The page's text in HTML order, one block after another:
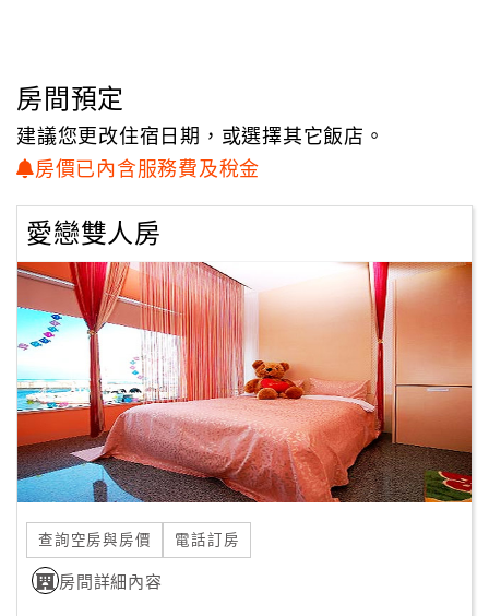
地
圖
顧
務
顧
客
滿
意
訂
單
管
理
親自帶讓您欣賞到 小琉球所有的美麗之處，讓您玩得更輕
鬆，玩得更超值喔！
房間預定
建議您更改住宿日期，或選擇其它飯店。
房價已內含服務費及稅金
愛戀雙人房
查詢空房與房價 電話訂房
房間詳細內容